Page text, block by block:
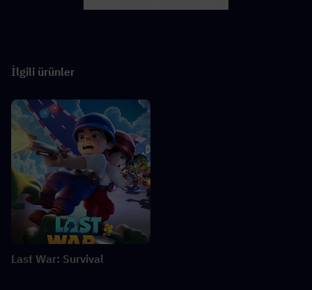
İlgili ürünler
Last War: Survival